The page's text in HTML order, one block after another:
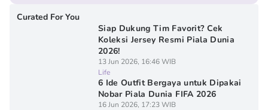
Curated For You
Siap Dukung Tim Favorit? Cek
Koleksi Jersey Resmi Piala Dunia
2026!
13 Jun 2026, 16:46 WIB
Life
6 Ide Outfit Bergaya untuk Dipakai
Nobar Piala Dunia FIFA 2026
16 Jun 2026, 17:23 WIB